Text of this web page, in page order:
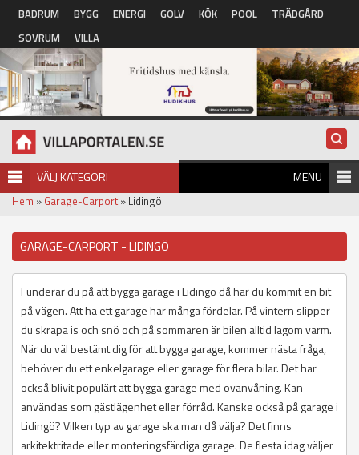
Hoppa till huvudinnehåll
BADRUM BYGG ENERGI GOLV KÖK POOL
TRÄDGÅRD
SOVRUM
VILLA
VÄLJ KATEGORI MENU
Hem » Garage-Carport » Lidingö
GARAGE-CARPORT - LIDINGÖ
Funderar du på att bygga garage i Lidingö då har du kommit en bit
på vägen. Att ha ett garage har många fördelar. På vintern slipper
du skrapa is och snö och på sommaren är bilen alltid lagom varm.
När du väl bestämt dig för att bygga garage, kommer nästa fråga,
behöver du ett enkelgarage eller garage för flera bilar. Det har
också blivit populärt att bygga garage med ovanvåning. Kan
användas som gästlägenhet eller förråd. Kanske också på garage i
Lidingö? Vilken typ av garage ska man då välja? Det finns
arkitektritade eller monteringsfärdiga garage. De flesta idag väljer